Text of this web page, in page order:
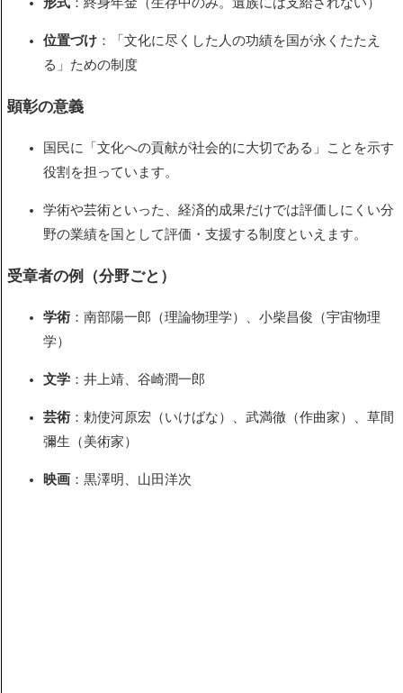
位置づけ ：「文化に尽くした人の功績を国が永くたたえ
る」ための制度
顕彰の意義
国民に「文化への貢献が社会的に大切である」ことを示す
役割を担っています。
学術や芸術といった、経済的成果だけでは評価しにくい分
野の業績を国として評価・支援する制度といえます。
受章者の例（分野ごと）
学術 ：南部陽一郎（理論物理学）、小柴昌俊（宇宙物理
学）
文学 ：井上靖、谷崎潤一郎
芸術 ：勅使河原宏（いけばな）、武満徹（作曲家）、草間
彌生（美術家）
映画 ：黒澤明、山田洋次